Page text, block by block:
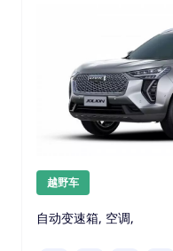
越野车
自动变速箱, 空调,